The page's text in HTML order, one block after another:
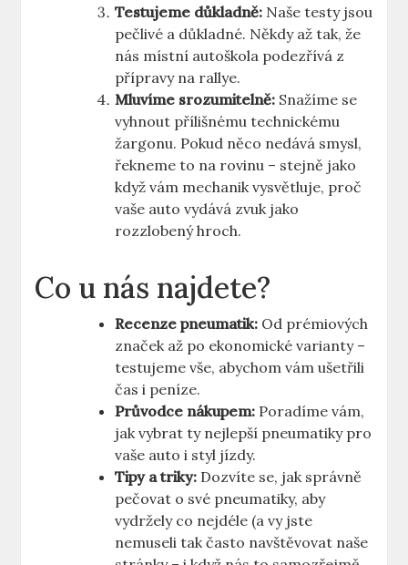
Testujeme důkladně: Naše testy jsou
pečlivé a důkladné. Někdy až tak, že
nás místní autoškola podezřívá z
přípravy na rallye.
Mluvíme srozumitelně: Snažíme se
vyhnout přílišnému technickému
žargonu. Pokud něco nedává smysl,
řekneme to na rovinu – stejně jako
když vám mechanik vysvětluje, proč
vaše auto vydává zvuk jako
rozzlobený hroch.
Co u nás najdete?
Recenze pneumatik: Od prémiových
značek až po ekonomické varianty –
testujeme vše, abychom vám ušetřili
čas i peníze.
Průvodce nákupem: Poradíme vám,
jak vybrat ty nejlepší pneumatiky pro
vaše auto i styl jízdy.
Tipy a triky: Dozvíte se, jak správně
pečovat o své pneumatiky, aby
vydržely co nejdéle (a vy jste
nemuseli tak často navštěvovat naše